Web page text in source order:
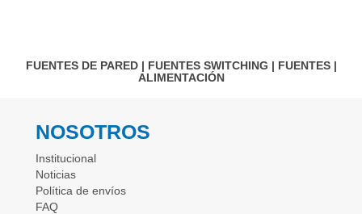
FUENTES DE PARED| FUENTES SWITCHING | FUENTES|
ALIMENTACIÓN
NOSOTROS
Institucional
Noticias
Política de envíos
FAQ